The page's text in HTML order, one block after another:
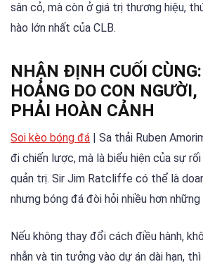
sân cỏ, mà còn ở giá trị thương hiệu,
hào lớn nhất của CLB.
NHẬN ĐỊNH CUỐI
HOẢNG DO CON NGƯỜI,
PHẢI HOÀN CẢNH
Soi kèo bóng đá | Sa thải Ruben
đi chiến lược, mà là biểu hiện của sự
quản trị. Sir Jim Ratcliffe có thể là
nhưng bóng đá đòi hỏi nhiều hơn
Nếu không thay đổi cách điều hành,
nhẫn và tin tưởng vào dự án dài hạn,